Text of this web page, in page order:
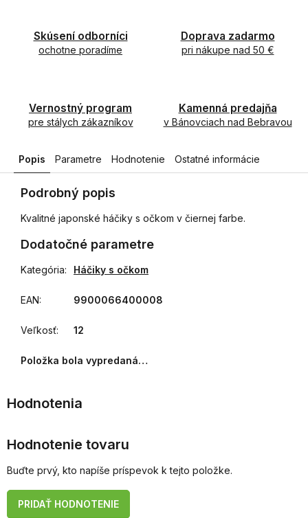
Skúsení odborníci
ochotne poradíme
Doprava zadarmo
pri nákupe nad 50 €
Vernostný program
pre stálych zákazníkov
Kamenná predajňa
v Bánovciach nad Bebravou
Popis Parametre Hodnotenie Ostatné informácie
Podrobný popis
Kvalitné japonské háčiky s očkom v čiernej farbe.
Dodatočné parametre
Kategória: Háčiky s očkom
EAN: 9900066400008
Veľkosť: 12
Položka bola vypredaná…
Hodnotenie tovaru
Buďte prvý, kto napíše príspevok k tejto položke.
PRIDAŤ HODNOTENIE